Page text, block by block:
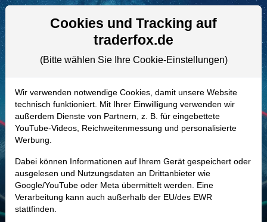
Aktien- und Artikelsuche
A0YA2M | VRSK–Verisk Analytics
Aktie
Realtime-Aktienkurs:
- - -
-
Marktkapitalisierung 49,93 Mrd. USD
Unternehmenswert
Cookies und Tracking auf
traderfox.de
(Bitte wählen Sie Ihre Cookie-Einstellungen)
Wir verwenden notwendige Cookies, damit unsere Website
technisch funktioniert. Mit Ihrer Einwilligung verwenden wir
außerdem Dienste von Partnern, z. B. für eingebettete
YouTube-Videos, Reichweitenmessung und personalisierte
Werbung.
Dabei können Informationen auf Ihrem Gerät gespeichert oder
ausgelesen und Nutzungsdaten an Drittanbieter wie
Google/YouTube oder Meta übermittelt werden. Eine
Verarbeitung kann auch außerhalb der EU/des EWR
stattfinden.